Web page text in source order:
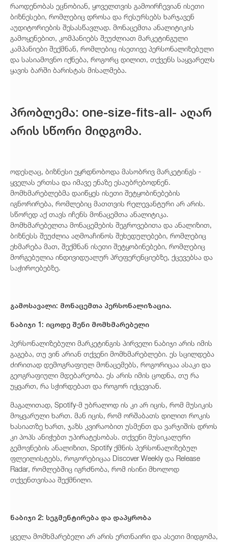
რაოდენობას ეცნობიან, ყოველთვის გამოირჩევიან ისეთი
ბიზნესები, რომლებიც დროსა და რესურსებს ხარჯავენ
აუდიტორიების შესასწავლად. მონაცემთა ანალიტიკის
გამოყენებით, კომპანიებს შეუძლიათ მარკეტინგული
კამპანიები შექმნან, რომლებიც ისეთივე პერსონალიზებული
და სასიამოვნო იქნება, როგორც დილით, თქვენს საყვარელს
ყავის ბარში ბარისტას მისალმება.
პრობლემა: one-size-fits-all- აღარ
არის სწორი მიდგომა.
ოდესღაც, ბიზნესი ეყრდნობოდა მასობრივ მარკეტინგს -
ყველას ერთსა და იმავე ენაზე ესაუბრებოდნენ.
მომხმარებლებმა დაიწყეს ისეთი შეტყობინებების
იგნორირება, რომლებიც მათთვის რელევანტური არ არის.
სწორედ აქ თავს იჩენს მონაცემთა ანალიტიკა.
მომხმარებელთა მონაცემების შეგროვებითა და ანალიზით,
ბიზნესს შეუძლია აღმოაჩინოს შეხედულებები, რომლებიც
ეხმარება მათ, შექმნან ისეთი შეტყობინებები, რომლებიც
მორგებულია ინდივიდუალურ პრეფერენციებზე, ქცევებსა და
საჭიროებებზე.
გამოსავალი: მონაცემთა პერსონალიზაცია.
ნაბიჯი 1: იცოდე შენი მომხმარებელი
პერსონალიზებული მარკეტინგის პირველი ნაბიჯი არის იმის
გაგება, თუ ვინ არიან თქვენი მომხმარებლები. ეს სცილდება
ძირითად დემოგრაფიულ მონაცემებს, როგორიცაა ასაკი და
გეოგრაფიული მდებარეობა. ეს არის იმის ცოდნა, თუ რა
უყვართ, რა სჭირდებათ და როგორ იქცევიან.
მაგალითად, Spotify-მ უბრალოდ ის კი არ იცის, რომ მუსიკის
მოყვარული ხართ. მან იცის, რომ ორშაბათს დილით როკის
ხასიათზე ხართ, ჯაზს კვირაობით უსმენთ და ვარჯიშის დროს
კი პოპს ანიჭებთ უპირატესობას. თქვენი მუსიკალური
გემოვნების ანალიზით, Spotify ქმნის პერსონალიზებულ
ფლეილისტებს, როგორებიცაა Discover Weekly და Release
Radar, რომლებშიც იგრძნობა, რომ ისინი მხოლოდ
თქვენთვისაა შექმნილი.
ნაბიჯი 2: სეგმენტირება და დაპყრობა
ყველა მომხმარებელი არ არის ერთნაირი და ასეთი მიდგომა,